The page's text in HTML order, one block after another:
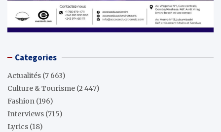
Categories
Actualités (7 663)
Culture & Tourisme (2 447)
Fashion (196)
Interviews (715)
Lyrics (18)